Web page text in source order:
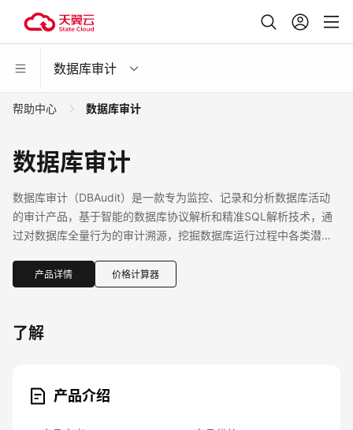
数据库审计
帮助中心 数据库审计
数据库审计
数据库审计（DBAudit）是一款专为监控、记录和分析数据库活动
的审计产品，基于智能的数据库协议解析和精准SQL解析技术，通
过对数据库全量行为的审计溯源，挖掘数据库运行过程中各类潜在
产品详情 价格计算器
了解
产品介绍